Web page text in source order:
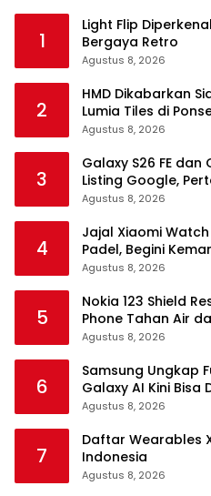
1
Light Flip
Bergaya Retro
Agustus 8, 2026
2
HMD Dikabarkan
Lumia Tiles di
Agustus 8, 2026
3
Galaxy S26 FE dan
Listing Google,
Agustus 8, 2026
4
Jajal Xiaomi
Padel, Begini
Agustus 8, 2026
5
Nokia 123 Shield
Phone Tahan Air
Agustus 8, 2026
6
Samsung Ungkap
Galaxy AI Kini Bisa
Agustus 8, 2026
7
Daftar Wearables
Indonesia
Agustus 8, 2026